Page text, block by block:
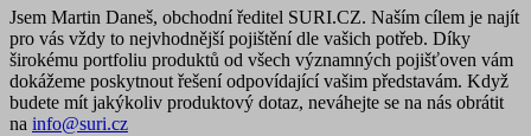
Jsem Martin Daneš, obchodní ředitel SURI.CZ. Naším cílem je najít
pro vás vždy to nejvhodnější pojištění dle vašich potřeb. Díky
širokému portfoliu produktů od všech významných pojišťoven vám
dokážeme poskytnout řešení odpovídající vašim představám. Když
budete mít jakýkoliv produktový dotaz, neváhejte se na nás obrátit
na info@suri.cz